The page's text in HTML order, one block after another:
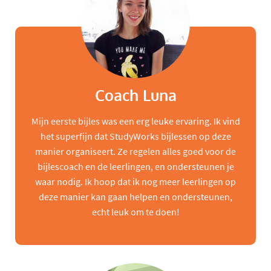
Coach Luna
Mijn eerste bijles was een erg leuke ervaring. Ik vind
het superfijn dat StudyWorks bijlessen op deze
manier organiseert. Ze regelen alles goed voor de
bijlescoach en de leerlingen, en ondersteunen je
waar nodig. Ik hoop dat ik nog meer leerlingen op
deze manier kan gaan helpen en ondersteunen,
echt leuk om te doen!